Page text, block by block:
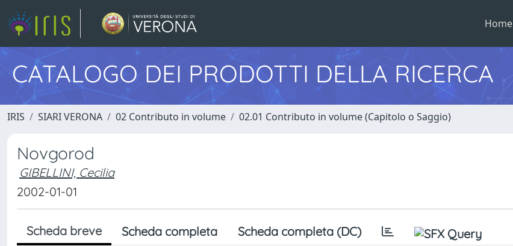
Home
CATALOGO DEI PRODOTTI DELLA RICERCA
IRIS SIARI VERONA 02 Contributo in volume 02.01 Contributo in volume (Capitolo o Saggio)
Novgorod
GIBELLINI, Cecilia
2002-01-01
Scheda breve Scheda completa Scheda completa (DC)